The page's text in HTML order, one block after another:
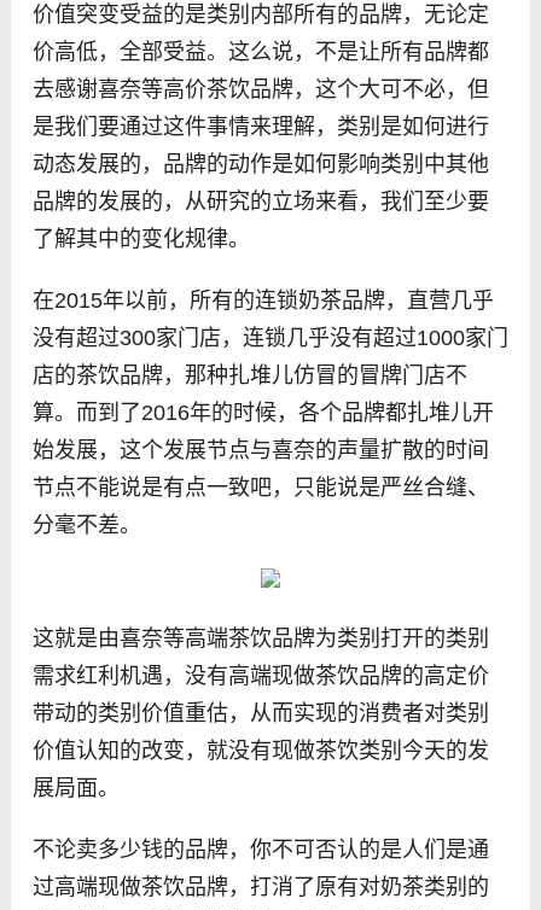
价值突变受益的是类别内部所有的品牌，无论定
价高低，全部受益。这么说，不是让所有品牌都
去感谢喜奈等高价茶饮品牌，这个大可不必，但
是我们要通过这件事情来理解，类别是如何进行
动态发展的，品牌的动作是如何影响类别中其他
品牌的发展的，从研究的立场来看，我们至少要
了解其中的变化规律。
在2015年以前，所有的连锁奶茶品牌，直营几乎
没有超过300家门店，连锁几乎没有超过1000家门
店的茶饮品牌，那种扎堆儿仿冒的冒牌门店不
算。而到了2016年的时候，各个品牌都扎堆儿开
始发展，这个发展节点与喜奈的声量扩散的时间
节点不能说是有点一致吧，只能说是严丝合缝、
分毫不差。
这就是由喜奈等高端茶饮品牌为类别打开的类别
需求红利机遇，没有高端现做茶饮品牌的高定价
带动的类别价值重估，从而实现的消费者对类别
价值认知的改变，就没有现做茶饮类别今天的发
展局面。
不论卖多少钱的品牌，你不可否认的是人们是通
过高端现做茶饮品牌，打消了原有对奶茶类别的